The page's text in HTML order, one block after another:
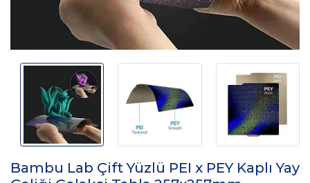
Bambu Lab Çift Yüzlü PEI x PEY Kaplı Yay